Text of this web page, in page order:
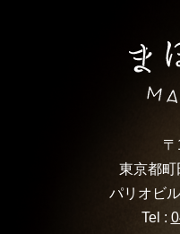
東京都町
パリオビ
Tel :